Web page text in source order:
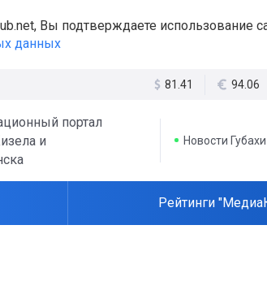
Вы подтверждаете использование
данных
81.41 94.06
портал
и
Новости Губахи
Рейтинги